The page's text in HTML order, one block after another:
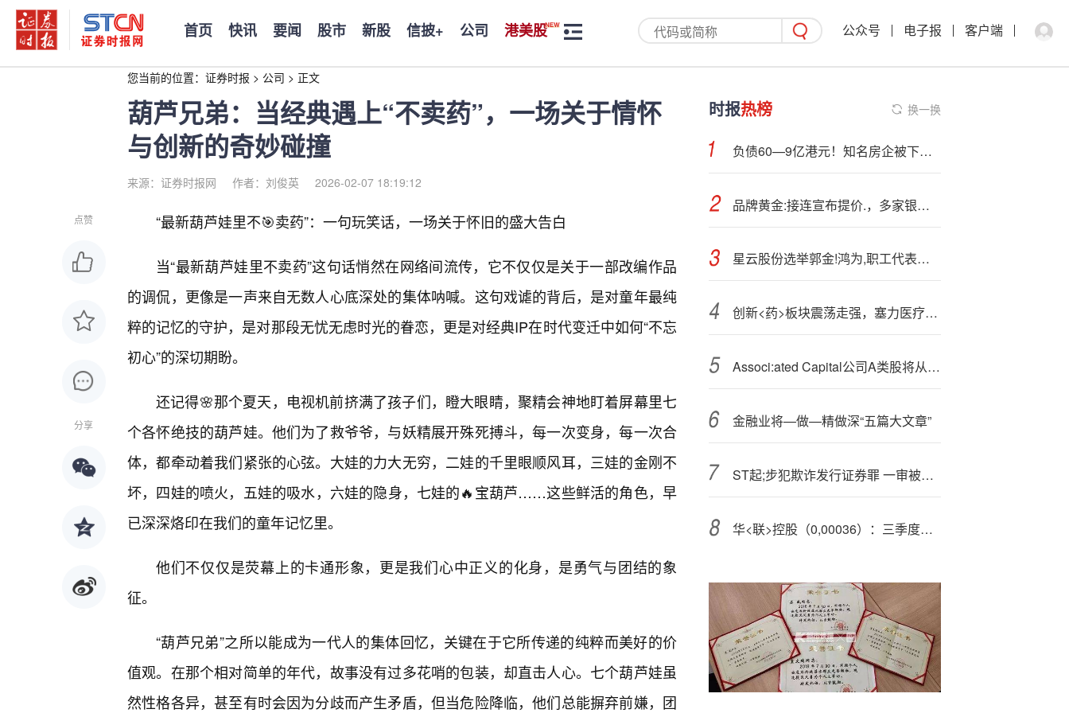
首页 快讯 要闻 股市 新股 信披+ 公司 港美股 公众号 电子报 客户端
您当前的位置： 证券时报 > 公司 > 正文
葫芦兄弟：当经典遇上“不卖药”，一场关于情怀
与创新的奇妙碰撞
来源：证券时报网 作者：刘俊英 2026-02-07 18:19:12
点赞
分享
“最新葫芦娃里不🎯卖药”：一句玩笑话，一场关于怀旧的盛大告白
当“最新葫芦娃里不卖药”这句话悄然在网络间流传，它不仅仅是关于一部改编作品
的调侃，更像是一声来自无数人心底深处的集体呐喊。这句戏谑的背后，是对童年最纯
粹的记忆的守护，是对那段无忧无虑时光的眷恋，更是对经典IP在时代变迁中如何“不忘
初心”的深切期盼。
还记得🌸那个夏天，电视机前挤满了孩子们，瞪大眼睛，聚精会神地盯着屏幕里七
个各怀绝技的葫芦娃。他们为了救爷爷，与妖精展开殊死搏斗，每一次变身，每一次合
体，都牵动着我们紧张的心弦。大娃的力大无穷，二娃的千里眼顺风耳，三娃的金刚不
坏，四娃的喷火，五娃的吸水，六娃的隐身，七娃的🔥宝葫芦……这些鲜活的角色，早
已深深烙印在我们的童年记忆里。
他们不仅仅是荧幕上的卡通形象，更是我们心中正义的化身，是勇气与团结的象
征。
“葫芦兄弟”之所以能成为一代人的集体回忆，关键在于它所传递的纯粹而美好的价
值观。在那个相对简单的年代，故事没有过多花哨的包装，却直击人心。七个葫芦娃虽
然性格各异，甚至有时会因为分歧而产生矛盾，但当危险降临，他们总能摒弃前嫌，团
时报热榜 换一换
负债60—9亿港元！知名房企被下令清盘，市值已缩水95！国资股东救场反“被套”，遭索赔14亿美元
品牌黄金:接连宣布提价.，多家银行上调积存金起投门槛
星云股份选举郭金!鸿为,职工代表董事
创新<药>板块震荡走强，塞力医疗涨停
Associ:ated Capital公司A类股将从纽交所退市
金融业将—做—精做深“五篇大文章”
ST起;步犯欺诈发行证券罪 一审被判处罚金1000万元 此前已被中国证监会罚5700万元
华<联>控股（0,00036）：三季度净利润同比增长664.28%，盈利3364.83万元